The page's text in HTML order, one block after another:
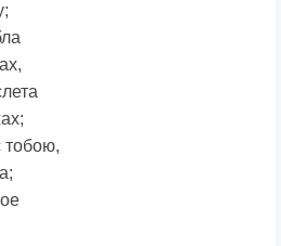
тобою,